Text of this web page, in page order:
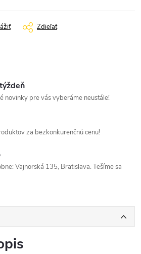
Zdieľať
novinky pre vás vyberáme neustále!
za bezkonkurenčnú cenu!
Vajnorská 135, Bratislava. Tešíme sa